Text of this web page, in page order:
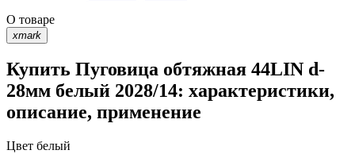
О товаре
xmark
Купить Пуговица обтяжная 44LIN d-
28мм белый 2028/14: характеристики,
описание, применение
Цвет белый